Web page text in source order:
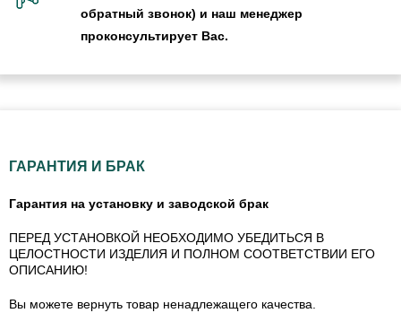
обратный звонок) и наш менеджер
проконсультирует Вас.
ГАРАНТИЯ И БРАК
Гарантия на установку и заводской брак
ПЕРЕД УСТАНОВКОЙ НЕОБХОДИМО УБЕДИТЬСЯ В
ЦЕЛОСТНОСТИ ИЗДЕЛИЯ И ПОЛНОМ СООТВЕТСТВИИ ЕГО
ОПИСАНИЮ!
Вы можете вернуть товар ненадлежащего качества.